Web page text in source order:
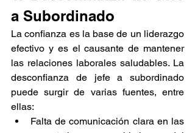
a Subordinado
La confianza es la base de un liderazgo
efectivo y es el causante de mantener
las relaciones laborales saludables. La
desconfianza de jefe a subordinado
puede surgir de varias fuentes, entre
ellas:
Falta de comunicación clara en las